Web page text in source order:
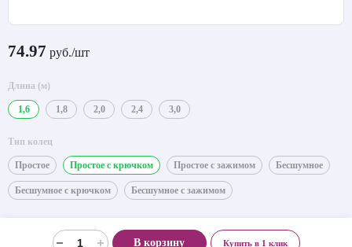
74.97 руб./шт
Длина (м)
1,6 1,8 2,0 2,4 3,0
Тип колец
Простое Простое с крючком Простое с зажимом Бесшумное
Бесшумное с крючком Бесшумное с зажимом
В корзину Купить в 1 клик